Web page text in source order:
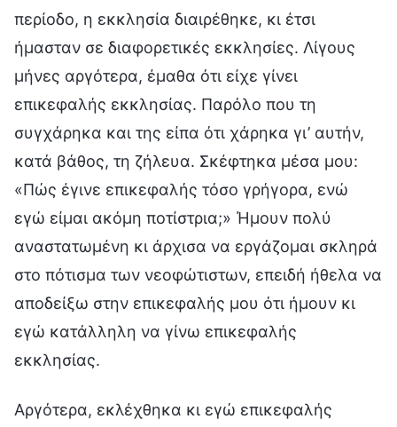
περίοδο, η εκκλησία διαιρέθηκε, κι έτσι
ήμασταν σε διαφορετικές εκκλησίες. Λίγους
μήνες αργότερα, έμαθα ότι είχε γίνει
επικεφαλής εκκλησίας. Παρόλο που τη
συγχάρηκα και της είπα ότι χάρηκα γι’ αυτήν,
κατά βάθος, τη ζήλευα. Σκέφτηκα μέσα μου:
«Πώς έγινε επικεφαλής τόσο γρήγορα, ενώ
εγώ είμαι ακόμη ποτίστρια;» Ήμουν πολύ
αναστατωμένη κι άρχισα να εργάζομαι σκληρά
στο πότισμα των νεοφώτιστων, επειδή ήθελα να
αποδείξω στην επικεφαλής μου ότι ήμουν κι
εγώ κατάλληλη να γίνω επικεφαλής
εκκλησίας.
Αργότερα, εκλέχθηκα κι εγώ επικεφαλής